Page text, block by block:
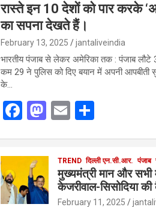
रास्ते इन 10 देशों को पार करके
का सपना देखते हैं।
February 13, 2025 jantaliveindia
भारतीय पंजाब से लेकर अमेरिका तक : पंजाब
कम 29 ने पुलिस को दिए बयान में अपनी आपबीती
के…
F
b
o
M
d
E
e
TREND दिल्ली एन.सी.आर. पंजाब
मुख्यमंत्री मान और सभी
केजरीवाल-सिसोदिया
February 11, 2025